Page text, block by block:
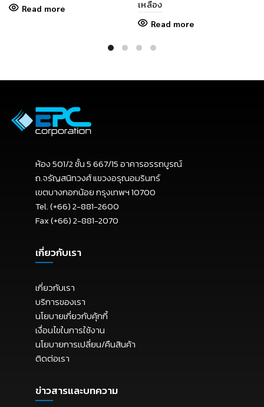
Read more
เหลือง
Read more
ห้อง 501/2 ชั้น 5 667/15 อาคารอรรถบูรณ์
ถ.จรัญสนิทวงศ์ แขวงอรุณอมรินทร์
เขตบางกอกน้อย กรุงเทพฯ 10700
Tel. (+66) 2-881-2600
Fax (+66) 2-881-2070
เกี่ยวกับเรา
เกี่ยวกับเรา
บริการของเรา
นโยบายเกี่ยวกับคุ้กกี้
เงื่อนไขในการใช้งาน
นโยบายการเปลี่ยน/คืนสินค้า
ติดต่อเรา
ข่าวสารและบทความ